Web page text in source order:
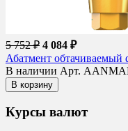
5 752 ₽ 4 084 ₽
Абатмент
В наличии Арт.
В корзину
Курсы валют